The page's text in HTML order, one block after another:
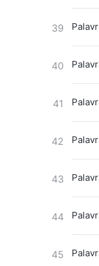
39
40
41
42
43
44
45